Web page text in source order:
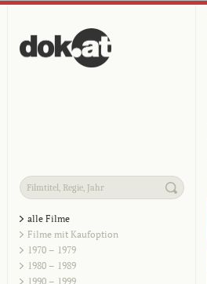
alle Filme
Filme mit Kaufoption
1970 – 1979
1980 – 1989
1990 – 1999